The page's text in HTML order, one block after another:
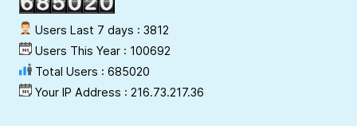
Users Last 7 days : 3812
Users This Year : 100692
Total Users : 685020
Your IP Address : 216.73.217.36